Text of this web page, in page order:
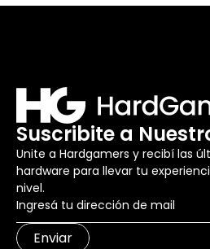
Suscribite a
Unite a Hardgamers y recibí las
hardware para llevar tu
nivel.
Enviar